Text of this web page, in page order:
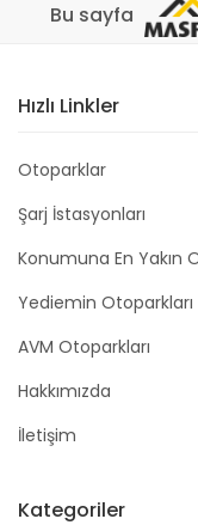
Bu sayfa
Hızlı Linkler
Otoparklar
Şarj İstasyonları
Konumuna En Yakın
Yediemin Otoparkları
AVM Otoparkları
Hakkımızda
İletişim
Kategoriler